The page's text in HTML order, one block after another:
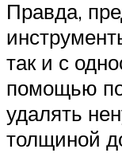
Правда,
так и с
помощью
удалять
толщиной